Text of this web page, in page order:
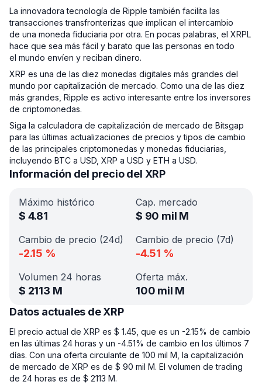
La innovadora tecnología de Ripple también facilita las
transacciones transfronterizas que implican el intercambio
de una moneda fiduciaria por otra. En pocas palabras, el XRPL
hace que sea más fácil y barato que las personas en todo
el mundo envíen y reciban dinero.
XRP es una de las diez monedas digitales más grandes del
mundo por capitalización de mercado. Como una de las diez
más grandes, Ripple es activo interesante entre los inversores
de criptomonedas.
Siga la calculadora de capitalización de mercado de Bitsgap
para las últimas actualizaciones de precios y tipos de cambio
de las principales criptomonedas y monedas fiduciarias,
incluyendo BTC a USD, XRP a USD y ETH a USD.
Información del precio del XRP
Máximo histórico
$ 4.81
Cap. mercado
$ 90 mil M
Cambio de precio (24d)
-2.15 %
Cambio de precio (7d)
-4.51 %
Volumen 24 horas
$ 2113 M
Oferta máx.
100 mil M
Datos actuales de XRP
El precio actual de XRP es $ 1.45, que es un -2.15% de cambio
en las últimas 24 horas y un -4.51% de cambio en los últimos 7
días. Con una oferta circulante de 100 mil M, la capitalización
de mercado de XRP es de $ 90 mil M. El volumen de trading
de 24 horas es de $ 2113 M.